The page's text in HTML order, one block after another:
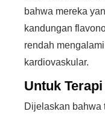
bahwa mereka
kandungan
rendah
kardiovaskular.
Untuk
Dijelaskan bahwa